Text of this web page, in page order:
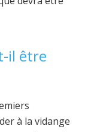
il être
à la vidange